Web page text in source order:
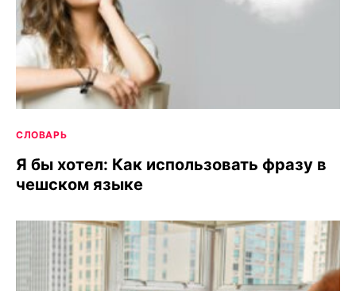
СЛОВАРЬ
Я бы хотел: Как использовать фразу в
чешском языке